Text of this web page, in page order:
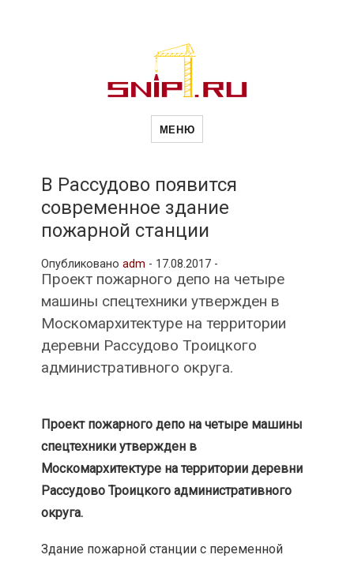
Новости
и
МЕНЮ
В Рассудово появится
современное здание
пожарной станции
Опубликовано adm - 17.08.2017 -
Проект пожарного депо на четыре
машины спецтехники утвержден в
Москомархитектуре на территории
деревни Рассудово Троицкого
административного округа.
Проект пожарного депо на четыре машины
спецтехники утвержден в
Москомархитектуре на территории деревни
Рассудово Троицкого административного
округа.
Здание пожарной станции с переменной